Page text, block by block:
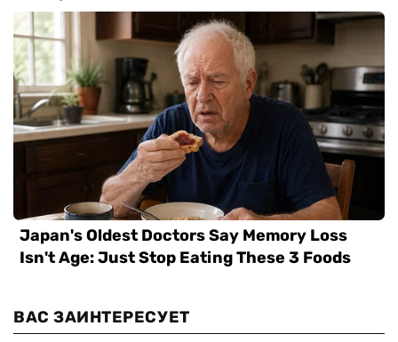
ВАС ЗАИНТЕРЕСУЕТ